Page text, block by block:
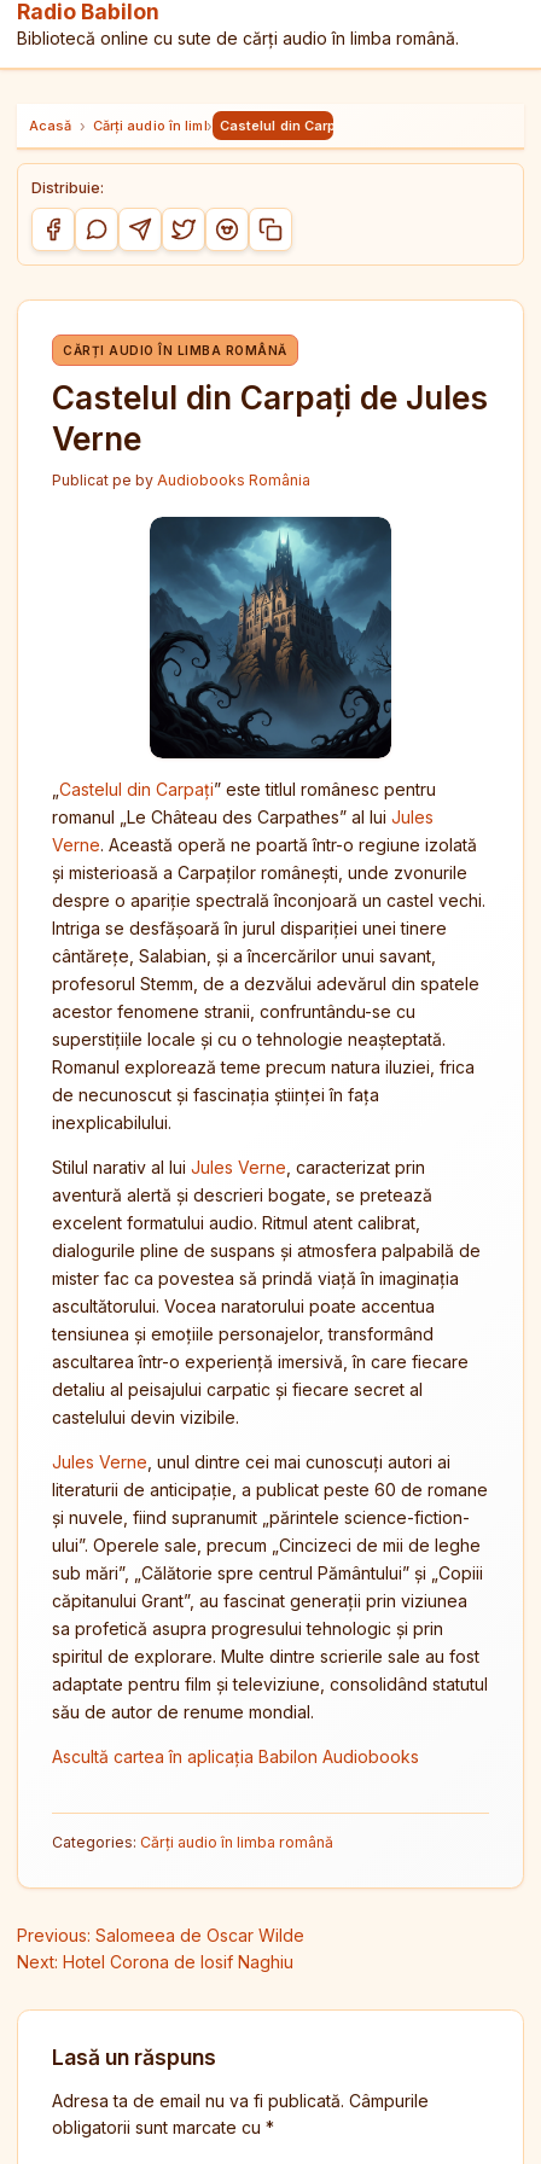
Radio Babilon
Bibliotecă online cu sute de cărți audio în limba română.
Acasă › Cărți audio în limba română
› Castelul din Carpați de Jules Verne
Distribuie:
Distribuie pe Facebook
Distribuie pe WhatsApp
Distribuie pe Telegram
Distribuie pe Twitter/X
Distribuie pe Reddit
Copiază link-ul
CĂRȚI AUDIO ÎN LIMBA ROMÂNĂ
Castelul din Carpați de Jules
Verne
Publicat pe by Audiobooks România
Castelul din Carpați” este titlul românesc pentru
romanul „Le Château des Carpathes” al lui Jules
Verne. Această operă ne poartă într-o regiune izolată
și misterioasă a Carpaților românești, unde zvonurile
despre o apariție spectrală înconjoară un castel vechi.
Intriga se desfășoară în jurul dispariției unei tinere
cântărețe, Salabian, și a încercărilor unui savant,
profesorul Stemm, de a dezvălui adevărul din spatele
acestor fenomene stranii, confruntându-se cu
superstițiile locale și cu o tehnologie neașteptată.
Romanul explorează teme precum natura iluziei, frica
de necunoscut și fascinația științei în fața
inexplicabilului.
Stilul narativ al lui Jules Verne , caracterizat prin
aventură alertă și descrieri bogate, se pretează
excelent formatului audio. Ritmul atent calibrat,
dialogurile pline de suspans și atmosfera palpabilă de
mister fac ca povestea să prindă viață în imaginația
ascultătorului. Vocea naratorului poate accentua
tensiunea și emoțiile personajelor, transformând
ascultarea într-o experiență imersivă, în care fiecare
detaliu al peisajului carpatic și fiecare secret al
castelului devin vizibile.
Jules Verne , unul dintre cei mai cunoscuți autori ai
literaturii de anticipație, a publicat peste 60 de romane
și nuvele, fiind supranumit „părintele science-fiction-
ului”. Operele sale, precum „Cincizeci de mii de leghe
sub mări”, „Călătorie spre centrul Pământului” și „Copiii
căpitanului Grant”, au fascinat generații prin viziunea
sa profetică asupra progresului tehnologic și prin
spiritul de explorare. Multe dintre scrierile sale au fost
adaptate pentru film și televiziune, consolidând statutul
său de autor de renume mondial.
Ascultă cartea în aplicația Babilon Audiobooks
Categories: Cărți audio în limba română
Navigare în articole
Previous: Salomeea de Oscar Wilde
Next: Hotel Corona de Iosif Naghiu
Lasă un răspuns
Adresa ta de email nu va fi publicată. Câmpurile
obligatorii sunt marcate cu *